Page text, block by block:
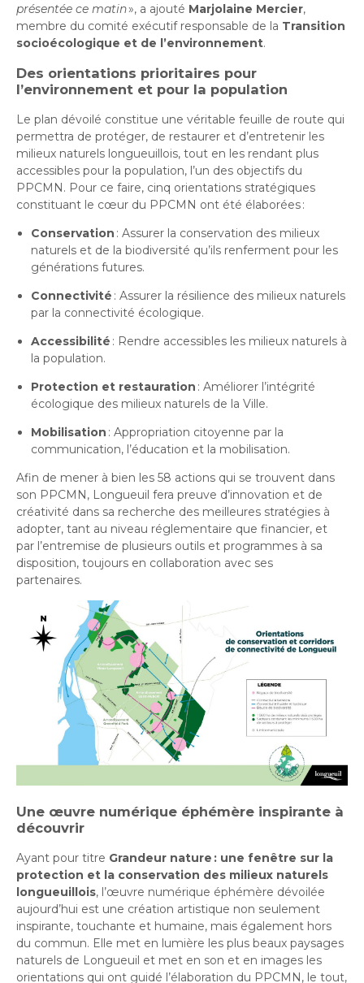
présentée ce matin», a ajouté Marjolaine Mercier,
membre du comité exécutif responsable de la Transition
socioécologique et de l’environnement.
Des orientations prioritaires pour
l’environnement et pour la population
Le plan dévoilé constitue une véritable feuille de route qui
permettra de protéger, de restaurer et d’entretenir les
milieux naturels longueuillois, tout en les rendant plus
accessibles pour la population, l’un des objectifs du
PPCMN. Pour ce faire, cinq orientations stratégiques
constituant le cœur du PPCMN ont été élaborées :
Conservation : Assurer la conservation des milieux
naturels et de la biodiversité qu’ils renferment pour les
générations futures.
Connectivité : Assurer la résilience des milieux naturels
par la connectivité écologique.
Accessibilité : Rendre accessibles les milieux naturels à
la population.
Protection et restauration : Améliorer l’intégrité
écologique des milieux naturels de la Ville.
Mobilisation : Appropriation citoyenne par la
communication, l’éducation et la mobilisation.
Afin de mener à bien les 58 actions qui se trouvent dans
son PPCMN, Longueuil fera preuve d’innovation et de
créativité dans sa recherche des meilleures stratégies à
adopter, tant au niveau réglementaire que financier, et
par l’entremise de plusieurs outils et programmes à sa
disposition, toujours en collaboration avec ses
partenaires.
Une œuvre numérique éphémère inspirante à
découvrir
Ayant pour titre Grandeur nature : une fenêtre sur la
protection et la conservation des milieux naturels
longueuillois, l’œuvre numérique éphémère dévoilée
aujourd’hui est une création artistique non seulement
inspirante, touchante et humaine, mais également hors
du commun. Elle met en lumière les plus beaux paysages
naturels de Longueuil et met en son et en images les
orientations qui ont guidé l’élaboration du PPCMN, le tout,